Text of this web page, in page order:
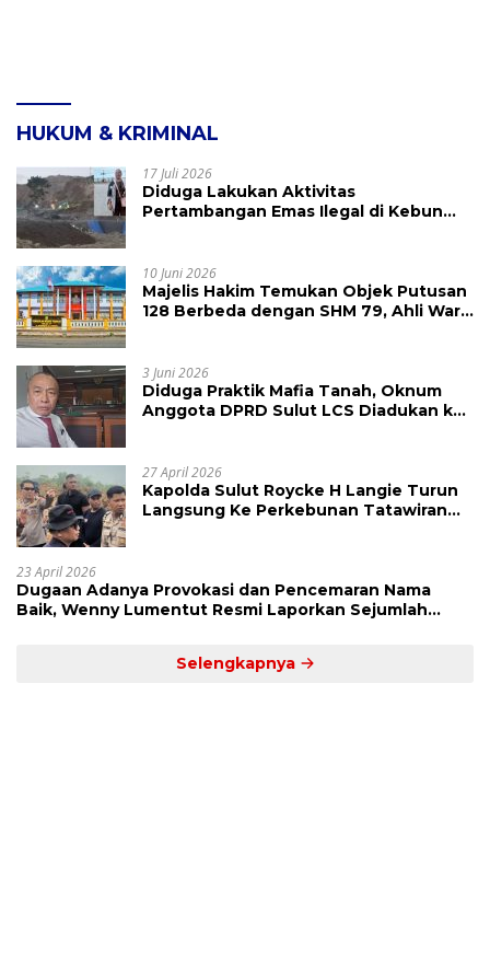
HUKUM & KRIMINAL
17 Juli 2026
Diduga Lakukan Aktivitas
Pertambangan Emas Ilegal di Kebun
10 Juni 2026
Majelis Hakim Temukan Objek Putusan
128 Berbeda dengan SHM 79, Ahli Waris
3 Juni 2026
Diduga Praktik Mafia Tanah, Oknum
Anggota DPRD Sulut LCS Diadukan ke
27 April 2026
Kapolda Sulut Roycke H Langie Turun
Langsung Ke Perkebunan Tatawiran
23 April 2026
Dugaan Adanya Provokasi dan Pencemaran Nama
Baik, Wenny Lumentut Resmi Laporkan Sejumlah
Selengkapnya